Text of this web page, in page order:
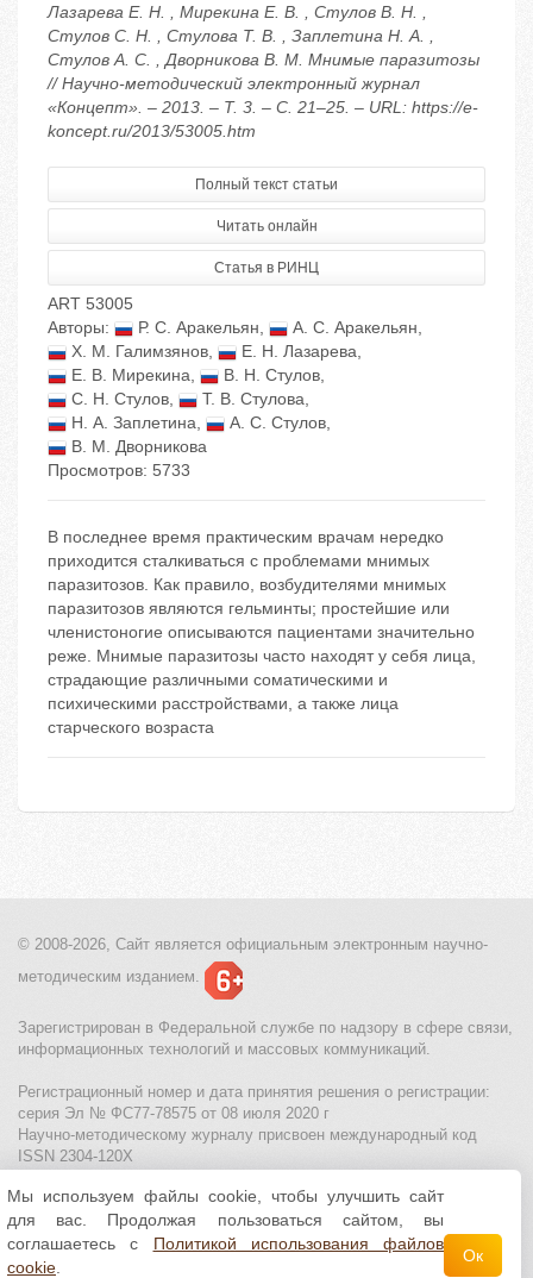
Лазарева Е. Н. , Мирекина Е. В. , Стулов В. Н. ,
Стулов С. Н. , Стулова Т. В. , Заплетина Н. А. ,
Стулов А. С. , Дворникова В. М. Мнимые паразитозы
// Научно-методический электронный журнал
«Концепт». – 2013. – Т. 3. – С. 21–25. – URL: https://e-
koncept.ru/2013/53005.htm
Полный текст статьи
Читать онлайн
Статья в РИНЦ
ART 53005
Авторы:
Р. С. Аракельян, А. С. Аракельян,
Х. М. Галимзянов, Е. Н. Лазарева,
Е. В. Мирекина, В. Н. Стулов,
С. Н. Стулов, Т. В. Стулова,
Н. А. Заплетина, А. С. Стулов,
В. М. Дворникова
Просмотров: 5733
В последнее время практическим врачам нередко
приходится сталкиваться с проблемами мнимых
паразитозов. Как правило, возбудителями мнимых
паразитозов являются гельминты; простейшие или
членистоногие описываются пациентами значительно
реже. Мнимые паразитозы часто находят у себя лица,
страдающие различными соматическими и
психическими расстройствами, а также лица
старческого возраста
© 2008-2026, Сайт является официальным электронным научно-
методическим изданием.
Зарегистрирован в Федеральной службе по надзору в сфере связи,
информационных технологий и массовых коммуникаций.
Регистрационный номер и дата принятия решения о регистрации:
серия Эл № ФС77-78575 от 08 июля 2020 г
Научно-методическому журналу присвоен международный код
ISSN 2304-120X
МЦИТО|Школьные олимпиады и онлайн конкурсы для детей
Политика использования файлов cookie| Политика обработки и
защиты персональных данных
Мы используем файлы cookie, чтобы улучшить сайт
для вас. Продолжая пользоваться сайтом, вы
соглашаетесь с Политикой использования файлов
cookie
Ок